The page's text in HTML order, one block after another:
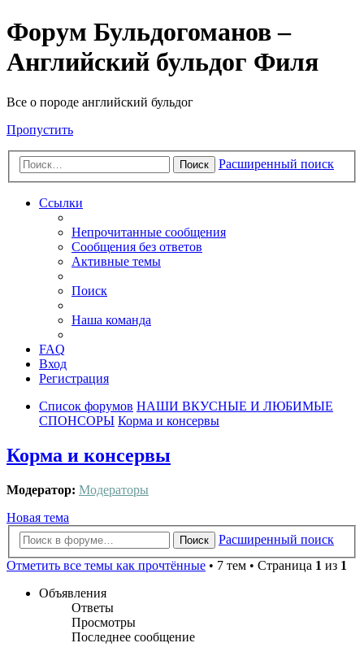
Форум Бульдогоманов –
Английский бульдог Филя
Все о породе английский бульдог
Пропустить
Поиск Расширенный поиск
Ссылки
Непрочитанные сообщения
Сообщения без ответов
Активные темы
Поиск
Наша команда
FAQ
Вход
Регистрация
Список форумов НАШИ ВКУСНЫЕ И ЛЮБИМЫЕ
СПОНСОРЫ Корма и консервы
Корма и консервы
Модератор: Модераторы
Новая тема
Поиск
Расширенный поиск
Отметить все темы как прочтённые • 7 тем • Страница 1 из 1
Объявления
Ответы
Просмотры
Последнее сообщение